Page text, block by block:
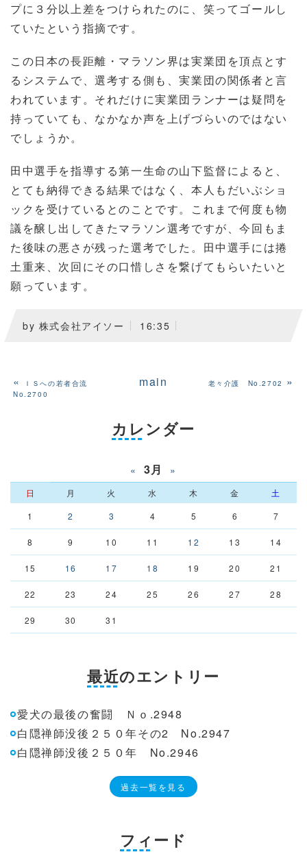
プに３分以上差をつけられたのに、笑ってゴールし
ていたという指摘です。
この日本の長距離・マラソン界は実業団を頂点とす
るシステムで、選考する側も、実業団の関係者と言
われています。それだけに実業団ランナーは疑問を
持っていても、なかなか声を上げづらいのではない
でしょうか。
田中選手を指導する第一生命の山下監督によると、
とても納得できる結果ではなく、本人もだいぶショ
ックを受けているとのことです。これまで何度も物
議を醸し出してきたマラソン選考ですが、今回もま
た後味の悪さが残った選考でした。田中選手には捲
土重来、次回にその口惜しさを繋げてもらいたいと
願っています。
by 株式会社アイソー 16:35
«
ＩＳへの若者合流
No.2700
main 老々介護 No.2702 »
カレンダー
« 3月 »
日 月 火 水 木 金
土
1
2 3 4 5 6 7
8 9 10 11 12 13 14
15 16 17 18 19 20 21
22 23 24 25 26 27 28
29 30 31
最近のエントリー
愛犬の最後の奮闘 Ｎｏ.2948
白隠禅師没後２５０年その2 No.2947
白隠禅師没後２５０年 No.2946
過去一覧を見る
フィード